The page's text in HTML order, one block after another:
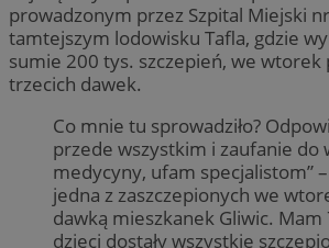
prowadzonym przez Szpital Miejski
tamtejszym lodowisku Tafla, gdzie
sumie 200 tys. szczepień, we wtorek
trzecich dawek.
Co mnie tu sprowadziło?
przede wszystkim i zaufanie do
medycyny, ufam specjalistom”
jedna z zaszczepionych we
dawką mieszkanek Gliwic.
dzieci dostały wszystkie